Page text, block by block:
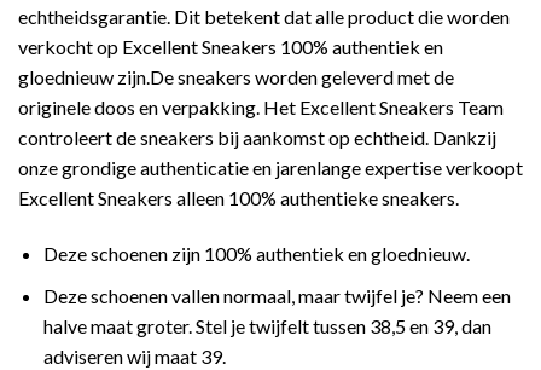
echtheidsgarantie. Dit betekent dat alle product die worden
verkocht op Excellent Sneakers 100% authentiek en
gloednieuw zijn.De sneakers worden geleverd met de
originele doos en verpakking. Het Excellent Sneakers Team
controleert de sneakers bij aankomst op echtheid. Dankzij
onze grondige authenticatie en jarenlange expertise verkoopt
Excellent Sneakers alleen 100% authentieke sneakers.
Deze schoenen zijn 100% authentiek en gloednieuw.
Deze schoenen vallen normaal, maar twijfel je? Neem een
halve maat groter. Stel je twijfelt tussen 38,5 en 39, dan
adviseren wij maat 39.